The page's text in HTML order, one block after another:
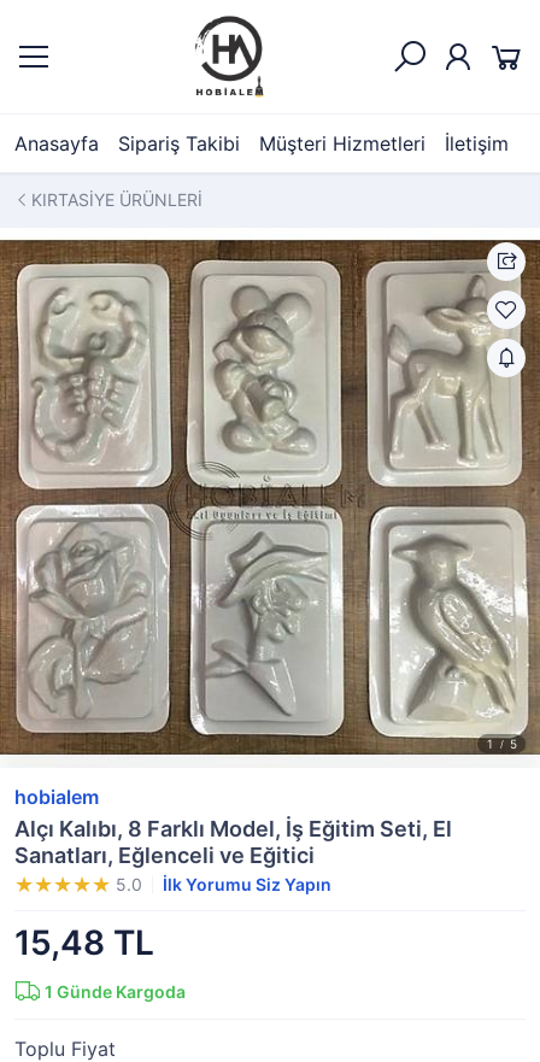
Anasayfa Sipariş Takibi Müşteri Hizmetleri İletişim
KIRTASİYE ÜRÜNLERİ
hobialem
Alçı Kalıbı, 8 Farklı Model, İş Eğitim Seti, El
Sanatları, Eğlenceli ve Eğitici
5.0 İlk Yorumu Siz Yapın
15,48 TL
1 Günde Kargoda
Toplu Fiyat